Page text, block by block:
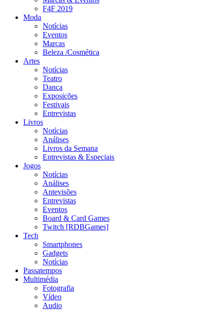
F4F 2019
Moda
Notícias
Eventos
Marcas
Beleza /Cosmética
Artes
Notícias
Teatro
Dança
Exposições
Festivais
Entrevistas
Livros
Notícias
Análises
Livros da Semana
Entrevistas & Especiais
Jogos
Notícias
Análises
Antevisões
Entrevistas
Eventos
Board & Card Games
Twitch [RDBGames]
Tech
Smartphones
Gadgets
Notícias
Passatempos
Multimédia
Fotografia
Vídeo
Audio